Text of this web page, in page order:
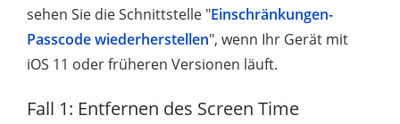
sehen Sie die Schnittstelle "Einschränkungen-
Passcode wiederherstellen", wenn Ihr Gerät mit
iOS 11 oder früheren Versionen läuft.
Fall 1: Entfernen des Screen Time